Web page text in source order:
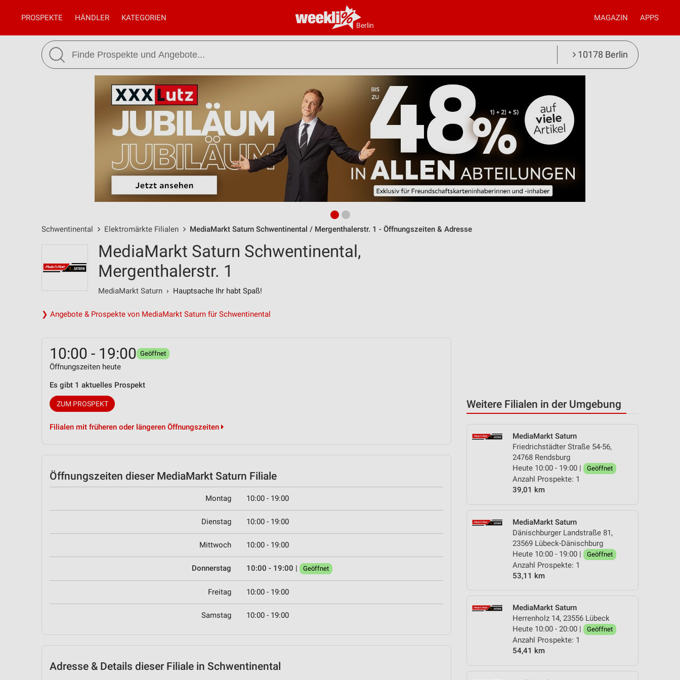
Berlin
PROSPEKTE HÄNDLER KATEGORIEN MAGAZIN APPS
10178 Berlin
Schwentinental Elektromärkte Filialen MediaMarkt Saturn Schwentinental / Mergenthalerstr. 1 - Öffnungszeiten & Adresse
Weitere Filialen in der Umgebung
MediaMarkt Saturn
Friedrichstädter Straße 54-56,
24768 Rendsburg
Heute 10:00 - 19:00 |
Geöffnet
Anzahl Prospekte: 1
39,01 km
MediaMarkt Saturn
Dänischburger Landstraße 81,
23569 Lübeck-Dänischburg
Heute 10:00 - 19:00 |
Geöffnet
Anzahl Prospekte: 1
53,11 km
MediaMarkt Saturn
Herrenholz 14, 23556 Lübeck
Heute 10:00 - 20:00 |
Geöffnet
Anzahl Prospekte: 1
54,41 km
MediaMarkt Saturn Schwentinental,
Mergenthalerstr. 1
MediaMarkt Saturn › Hauptsache Ihr habt Spaß!
❯ Angebote & Prospekte von MediaMarkt Saturn für Schwentinental
10:00 - 19:00 Geöffnet
Öffnungszeiten heute
Es gibt 1 aktuelles Prospekt
ZUM PROSPEKT
Filialen mit früheren oder längeren Öffnungszeiten
Öffnungszeiten dieser MediaMarkt Saturn Filiale
Montag 10:00 - 19:00
Dienstag 10:00 - 19:00
Mittwoch 10:00 - 19:00
Donnerstag 10:00 - 19:00 | Geöffnet
Freitag 10:00 - 19:00
Samstag 10:00 - 19:00
Adresse & Details dieser Filiale in Schwentinental